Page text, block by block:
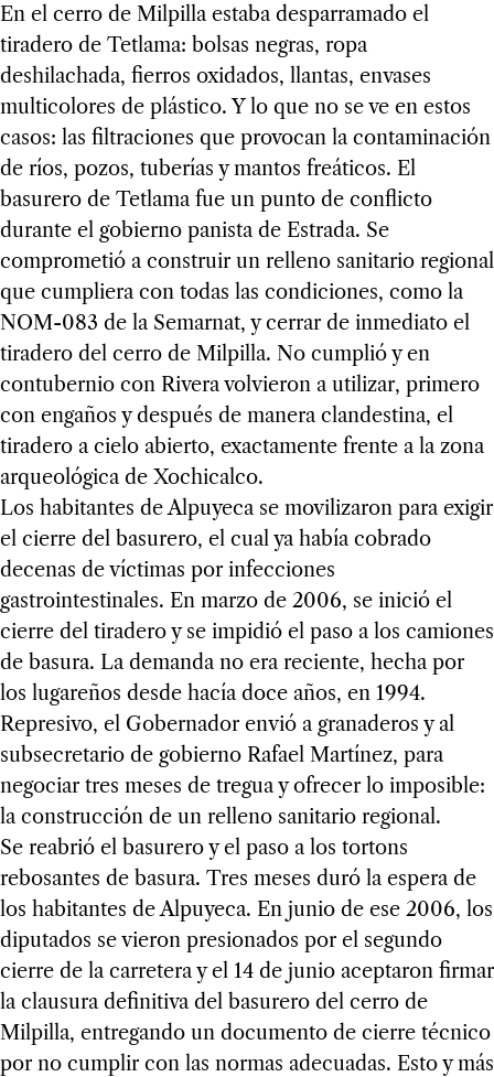
En el cerro de Milpilla estaba desparramado el
tiradero de Tetlama: bolsas negras, ropa
deshilachada, fierros oxidados, llantas, envases
multicolores de plástico. Y lo que no se ve en estos
casos: las filtraciones que provocan la contaminación
de ríos, pozos, tuberías y mantos freáticos. El
basurero de Tetlama fue un punto de conflicto
durante el gobierno panista de Estrada. Se
comprometió a construir un relleno sanitario regional
que cumpliera con todas las condiciones, como la
NOM-083 de la Semarnat, y cerrar de inmediato el
tiradero del cerro de Milpilla. No cumplió y en
contubernio con Rivera volvieron a utilizar, primero
con engaños y después de manera clandestina, el
tiradero a cielo abierto, exactamente frente a la zona
arqueológica de Xochicalco.
Los habitantes de Alpuyeca se movilizaron para exigir
el cierre del basurero, el cual ya había cobrado
decenas de víctimas por infecciones
gastrointestinales. En marzo de 2006, se inició el
cierre del tiradero y se impidió el paso a los camiones
de basura. La demanda no era reciente, hecha por
los lugareños desde hacía doce años, en 1994.
Represivo, el Gobernador envió a granaderos y al
subsecretario de gobierno Rafael Martínez, para
negociar tres meses de tregua y ofrecer lo imposible:
la construcción de un relleno sanitario regional.
Se reabrió el basurero y el paso a los tortons
rebosantes de basura. Tres meses duró la espera de
los habitantes de Alpuyeca. En junio de ese 2006, los
diputados se vieron presionados por el segundo
cierre de la carretera y el 14 de junio aceptaron firmar
la clausura definitiva del basurero del cerro de
Milpilla, entregando un documento de cierre técnico
por no cumplir con las normas adecuadas. Esto y más